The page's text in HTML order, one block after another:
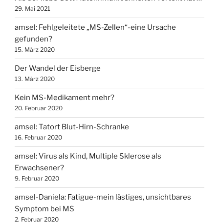
29. Mai 2021
amsel: Fehlgeleitete „MS-Zellen“-eine Ursache
gefunden?
15. März 2020
Der Wandel der Eisberge
13. März 2020
Kein MS-Medikament mehr?
20. Februar 2020
amsel: Tatort Blut-Hirn-Schranke
16. Februar 2020
amsel: Virus als Kind, Multiple Sklerose als
Erwachsener?
9. Februar 2020
amsel-Daniela: Fatigue-mein lästiges, unsichtbares
Symptom bei MS
2. Februar 2020